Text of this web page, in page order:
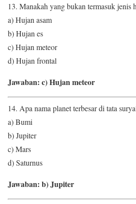
13. Manakah yang bukan termasuk jenis
a) Hujan asam
b) Hujan es
c) Hujan meteor
d) Hujan frontal
Jawaban: c) Hujan meteor
14. Apa nama planet terbesar di tata
a) Bumi
b) Jupiter
c) Mars
d) Saturnus
Jawaban: b) Jupiter